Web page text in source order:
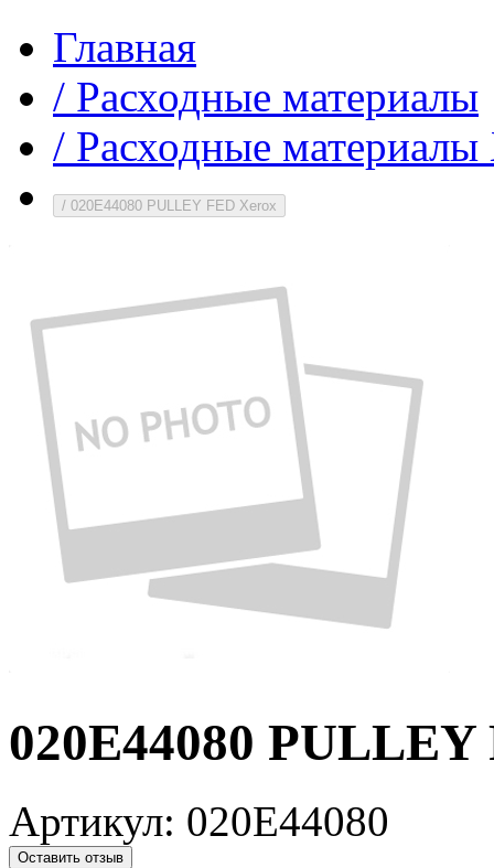
Главная
/ Расходные материалы
/ Расходные
/ 020E44080 PULLEY FED Xerox
020E44080
Артикул: 020E44080
Оставить отзыв